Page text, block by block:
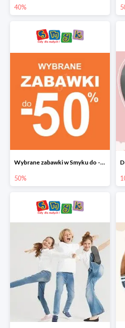
40%
Wybrane zabawki w Smyku do -50%
50%